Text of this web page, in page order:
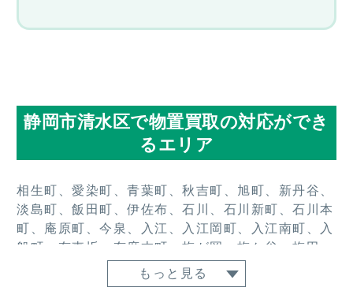
静岡市清水区で物置買取の対応ができ
るエリア
相生町、愛染町、青葉町、秋吉町、旭町、新丹谷、
淡島町、飯田町、伊佐布、石川、石川新町、石川本
町、庵原町、今泉、入江、入江岡町、入江南町、入
船町、有東坂、有度本町、梅が岡、梅ケ谷、梅田
町、上原、永楽町、江尻台町、江尻町、江尻東、恵
比寿町、追分、大内、大内新田、大沢町、大坪、大
もっと見る